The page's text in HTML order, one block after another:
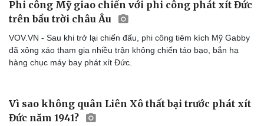
VOV.VN - Ban đầu, không quân Liên Xô lép vế trước đối thủ phát
xít Đức. Nhưng sau đó, nhờ vào nhiều bài học xương máu và nỗ
lực lớn, họ đã đảo ngược tình thế.
VOV.VN - Sau khi trở lại chiến đấu, phi công tiêm kích Mỹ Gabby
đã xông xáo tham gia nhiều trận không chiến táo bạo, bắn hạ